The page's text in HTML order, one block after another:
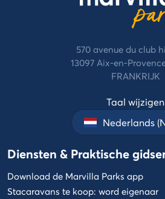
570 avenue du club
13097 Aix-en-
FRANKRIJK
Taal wijzigen
Nederlands
Diensten & Praktische
Download de Marvilla Parks app
Stacaravans te koop: word eigenaar